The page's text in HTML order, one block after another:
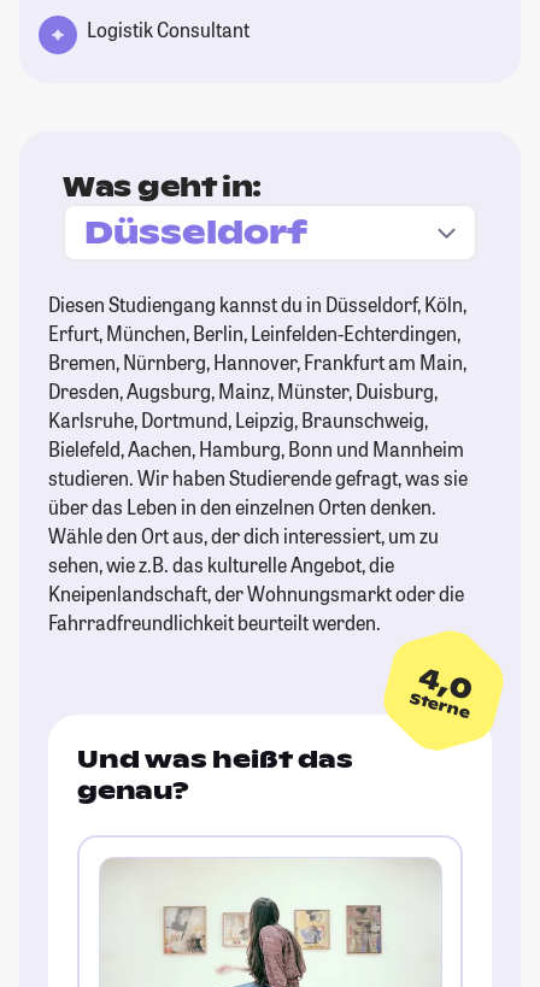
Logistik Consultant
Was geht in:
Diesen Studiengang kannst du in Düsseldorf, Köln,
Erfurt, München, Berlin, Leinfelden-Echterdingen,
Bremen, Nürnberg, Hannover, Frankfurt am Main,
Dresden, Augsburg, Mainz, Münster, Duisburg,
Karlsruhe, Dortmund, Leipzig, Braunschweig,
Bielefeld, Aachen, Hamburg, Bonn und Mannheim
studieren. Wir haben Studierende gefragt, was sie
über das Leben in den einzelnen Orten denken.
Wähle den Ort aus, der dich interessiert, um zu
sehen, wie z.B. das kulturelle Angebot, die
Kneipenlandschaft, der Wohnungsmarkt oder die
Fahrradfreundlichkeit beurteilt werden.
4,0
Sterne
Und was heißt das
genau?